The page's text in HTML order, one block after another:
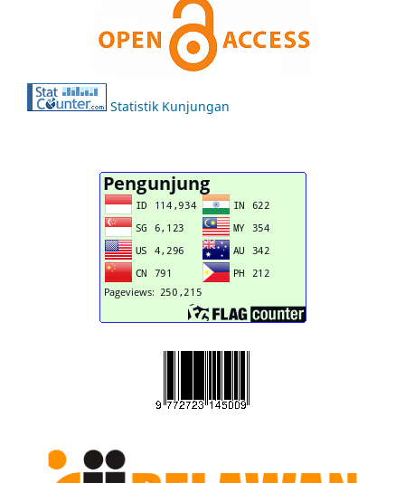
Statistik Kunjungan